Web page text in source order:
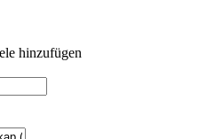
hinzufügen